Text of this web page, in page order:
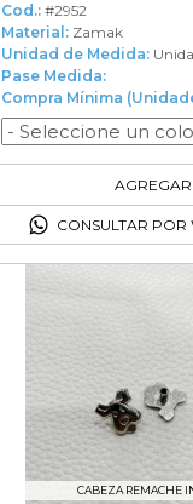
Cod.: #2952
Material: Zamak
Unidad de Medida:
Pase Medida:
Compra Mínima
AGREGAR
50en el
CONSULTAR POR
CABEZA REMACHE